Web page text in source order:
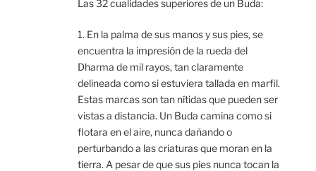
Las 32 cualidades superiores de un Buda:
1. En la palma de sus manos y sus pies, se
encuentra la impresión de la rueda del
Dharma de mil rayos, tan claramente
delineada como si estuviera tallada en marfil.
Estas marcas son tan nítidas que pueden ser
vistas a distancia. Un Buda camina como si
flotara en el aire, nunca dañando o
perturbando a las criaturas que moran en la
tierra. A pesar de que sus pies nunca tocan la